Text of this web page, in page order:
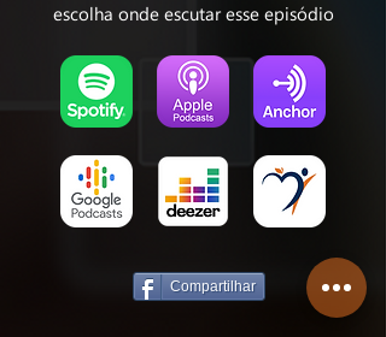
escolha onde escutar esse episódio
Compartilhar